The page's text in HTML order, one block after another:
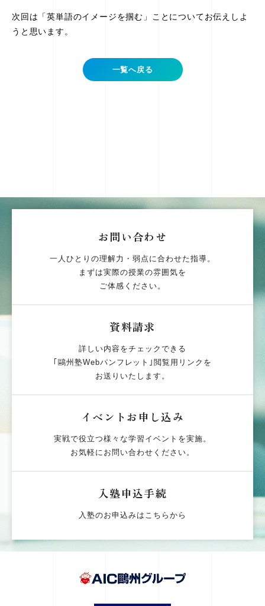
次回は「英単語のイメージを掴む」ことについてお伝えしよ
うと思います。
一覧へ戻る
お問い合わせ
一人ひとりの理解力・弱点に合わせた指導。
まずは実際の授業の雰囲気を
ご体感ください。
資料請求
詳しい内容をチェックできる
｢鷗州塾Webパンフレット｣閲覧用リンクを
お送りいたします。
イベントお申し込み
実戦で役立つ様々な学習イベントを実施。
お気軽にお問い合わせください。
入塾申込手続
入塾のお申込みはこちらから